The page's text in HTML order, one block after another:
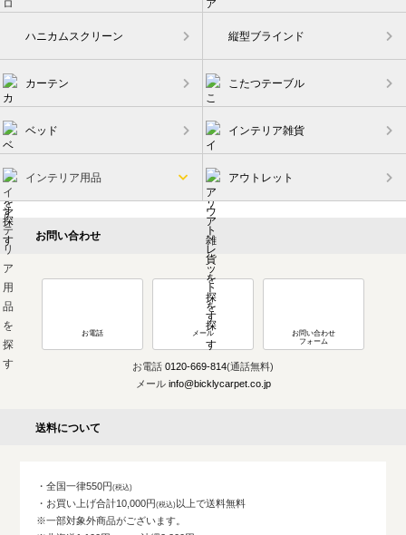
ハニカムスクリーン 縦型ブラインド
カーテン こたつテーブル
ベッド インテリア雑貨
インテリア用品 アウトレット
お問い合わせ
お電話 メール
お問い合わせ
フォーム
お電話 0120-669-814(通話無料)
メール info@bicklycarpet.co.jp
送料について
・全国一律550円
・お買い上げ合計10,000円
以上で送料無料
※一部対象外商品がございます。